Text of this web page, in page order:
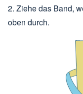
2. Ziehe das Band,
oben durch.